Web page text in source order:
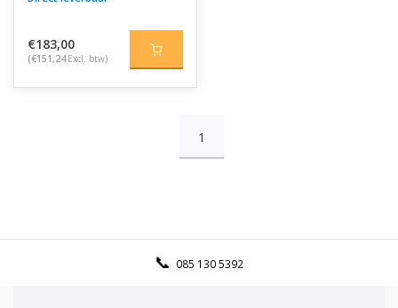
€183,00
(€151,24 Excl. btw)
1
085 130 5392